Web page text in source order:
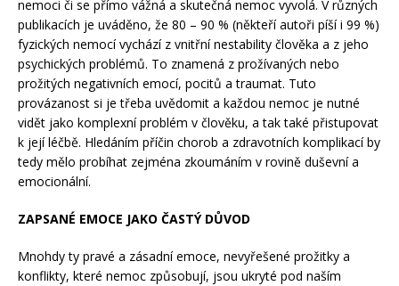
nemoci či se přímo vážná a skutečná nemoc vyvolá. V různých
publikacích je uváděno, že 80 – 90 % (někteří autoři píší i 99 %)
fyzických nemocí vychází z vnitřní nestability člověka a z jeho
psychických problémů. To znamená z prožívaných nebo
prožitých negativních emocí, pocitů a traumat. Tuto
provázanost si je třeba uvědomit a každou nemoc je nutné
vidět jako komplexní problém v člověku, a tak také přistupovat
k její léčbě. Hledáním příčin chorob a zdravotních komplikací by
tedy mělo probíhat zejména zkoumáním v rovině duševní a
emocionální.
ZAPSANÉ EMOCE JAKO ČASTÝ DŮVOD
Mnohdy ty pravé a zásadní emoce, nevyřešené prožitky a
konflikty, které nemoc způsobují, jsou ukryté pod naším